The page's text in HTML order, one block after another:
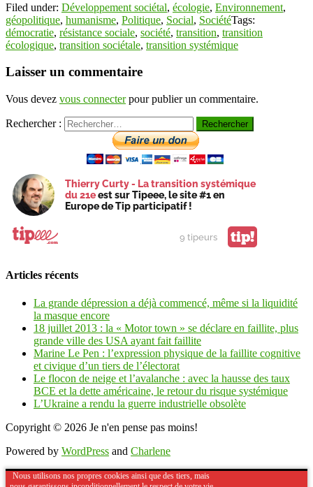
Filed under: Développement sociétal, écologie, Environnement,
géopolitique, humanisme, Politique, Social, SociétéTags:
démocratie, résistance sociale, société, transition, transition
écologique, transition sociétale, transition systémique
Laisser un commentaire
Vous devez vous connecterpour publier un commentaire.
Rechercher :
Thierry Curty - La transition systémique
du 21eest sur Tipeee, le site #1 en
Europe de Tip participatif !
9 tipeurs tip!
Articles récents
La grande dépression a déjà commencé, même si la liquidité
la masque encore
18 juillet 2013 : la « Motor town » se déclare en faillite, plus
grande ville des USA ayant fait faillite
Marine Le Pen : l’expression physique de la faillite cognitive
et civique d’un tiers de l’électorat
Le flocon de neige et l’avalanche : avec la hausse des taux
BCE et la dette américaine, le retour du risque systémique
L’Ukraine a rendu la guerre industrielle obsolète
Copyright © 2026 Je n'en pense pas moins!
Powered by WordPress and Charlene
Nous utilisons nos propres cookies ainsi que des tiers, mais